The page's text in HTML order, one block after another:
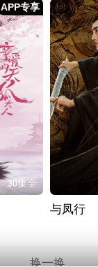
APP专享
30集全
与凤行
换一换